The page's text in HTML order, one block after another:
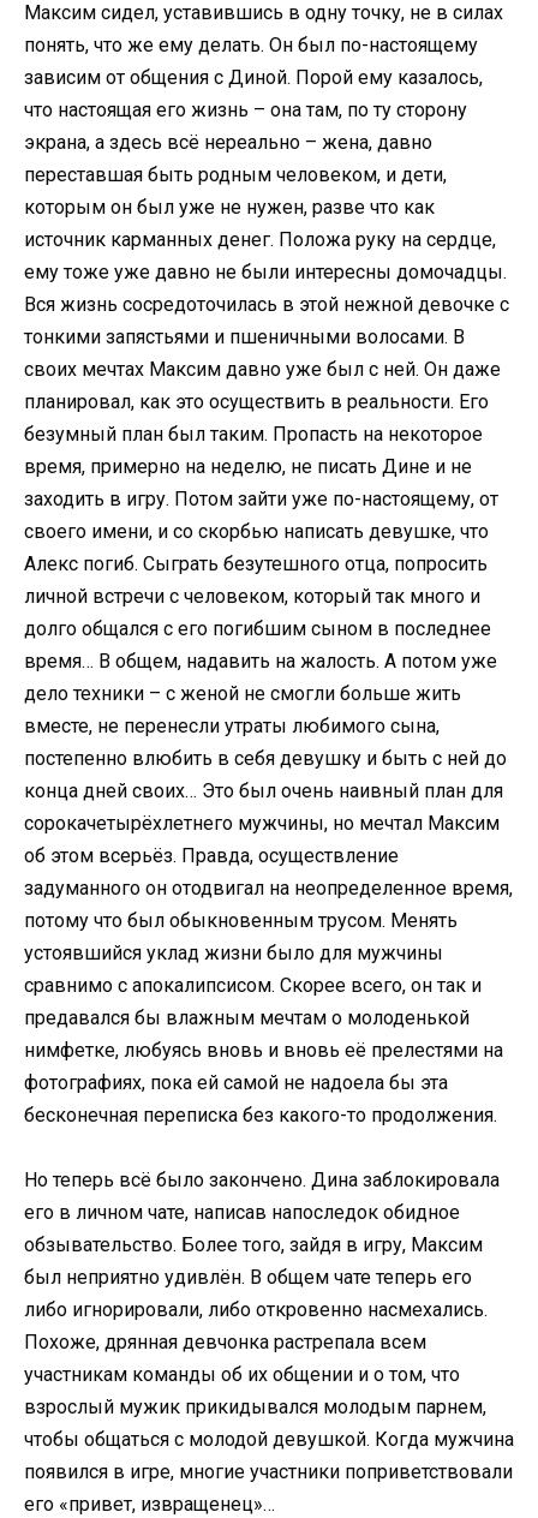
Максим сидел, уставившись в одну точку, не в силах
понять, что же ему делать. Он был по-настоящему
зависим от общения с Диной. Порой ему казалось,
что настоящая его жизнь – она там, по ту сторону
экрана, а здесь всё нереально – жена, давно
переставшая быть родным человеком, и дети,
которым он был уже не нужен, разве что как
источник карманных денег. Положа руку на сердце,
ему тоже уже давно не были интересны домочадцы.
Вся жизнь сосредоточилась в этой нежной девочке с
тонкими запястьями и пшеничными волосами. В
своих мечтах Максим давно уже был с ней. Он даже
планировал, как это осуществить в реальности. Его
безумный план был таким. Пропасть на некоторое
время, примерно на неделю, не писать Дине и не
заходить в игру. Потом зайти уже по-настоящему, от
своего имени, и со скорбью написать девушке, что
Алекс погиб. Сыграть безутешного отца, попросить
личной встречи с человеком, который так много и
долго общался с его погибшим сыном в последнее
время… В общем, надавить на жалость. А потом уже
дело техники – с женой не смогли больше жить
вместе, не перенесли утраты любимого сына,
постепенно влюбить в себя девушку и быть с ней до
конца дней своих… Это был очень наивный план для
сорокачетырёхлетнего мужчины, но мечтал Максим
об этом всерьёз. Правда, осуществление
задуманного он отодвигал на неопределенное время,
потому что был обыкновенным трусом. Менять
устоявшийся уклад жизни было для мужчины
сравнимо с апокалипсисом. Скорее всего, он так и
предавался бы влажным мечтам о молоденькой
нимфетке, любуясь вновь и вновь её прелестями на
фотографиях, пока ей самой не надоела бы эта
бесконечная переписка без какого-то продолжения.
Но теперь всё было закончено. Дина заблокировала
его в личном чате, написав напоследок обидное
обзывательство. Более того, зайдя в игру, Максим
был неприятно удивлён. В общем чате теперь его
либо игнорировали, либо откровенно насмехались.
Похоже, дрянная девчонка растрепала всем
участникам команды об их общении и о том, что
взрослый мужик прикидывался молодым парнем,
чтобы общаться с молодой девушкой. Когда мужчина
появился в игре, многие участники поприветствовали
его «привет, извращенец»…